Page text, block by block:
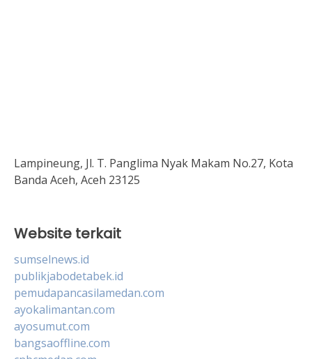
Lampineung, Jl. T. Panglima Nyak Makam No.27, Kota
Banda Aceh, Aceh 23125
Website terkait
sumselnews.id
publikjabodetabek.id
pemudapancasilamedan.com
ayokalimantan.com
ayosumut.com
bangsaoffline.com